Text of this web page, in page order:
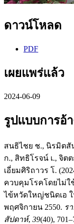
ดาวน์โหลด
PDF
เผยแพร่แล้ว
2024-06-09
รูปแบบการอ้า
สนธิไชย ช., นิรมิตสั
ก., สิทธิโรจน์ เ., จิต
เอี่ยมศิริถาวร โ.
ควบคุมโรคโดยไม่
ไข้หวัดใหญ่ชนิดเอ
พฤศจิกายน 2550. ร
สัปดาห์, 39(40),